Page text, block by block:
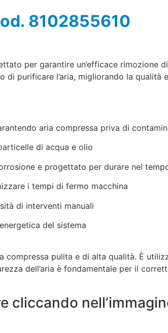
8102855610
per garantire un’efficace rimozione
di purificare l’aria, migliorando la qualità
aria compressa priva di
di acqua e olio
e progettato per durare nel
i tempi di fermo macchina
di interventi manuali
del sistema
compressa pulita e di alta qualità. È
dell’aria è fondamentale per il
cliccando